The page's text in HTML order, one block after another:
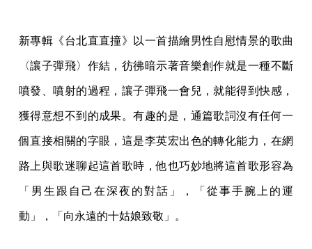
新專輯《台北直直撞》以一首描繪男性自慰情景的歌曲
〈讓子彈飛〉作結，彷彿暗示著音樂創作就是一種不斷
噴發、噴射的過程，讓子彈飛一會兒，就能得到快感，
獲得意想不到的成果。有趣的是，通篇歌詞沒有任何一
個直接相關的字眼，這是李英宏出色的轉化能力，在網
路上與歌迷聊起這首歌時，他也巧妙地將這首歌形容為
「男生跟自己在深夜的對話」，「從事手腕上的運
動」，「向永遠的十姑娘致敬」。